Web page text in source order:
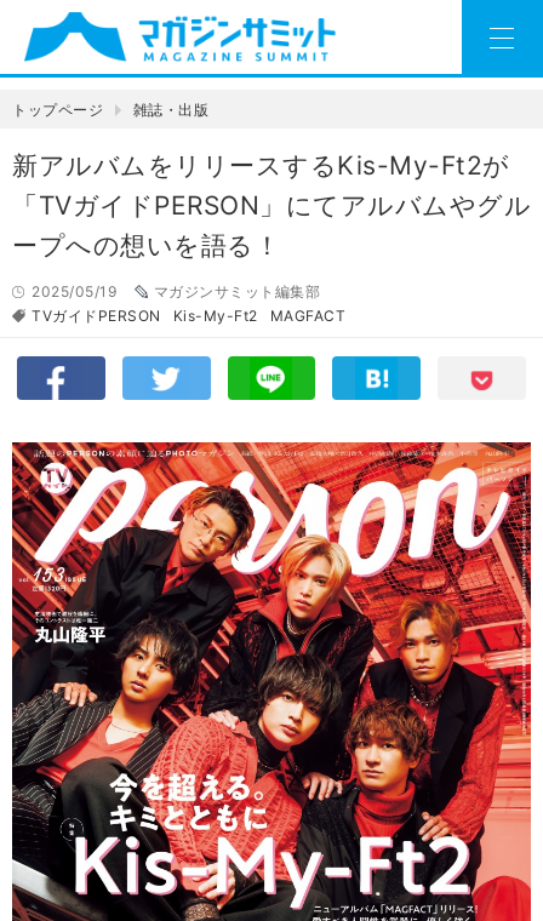
トップページ 雑誌・出版
新アルバムをリリースするKis-My-Ft2が
「TVガイドPERSON」にてアルバムやグル
ープへの想いを語る！
2025/05/19
マガジンサミット編集部
TVガイドPERSON
Kis-My-Ft2 MAGFACT